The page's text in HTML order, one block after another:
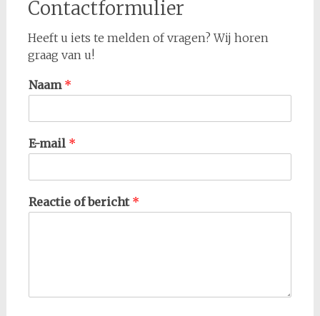
Contactformulier
Heeft u iets te melden of vragen? Wij horen
graag van u!
Naam *
E-mail *
Reactie of bericht *